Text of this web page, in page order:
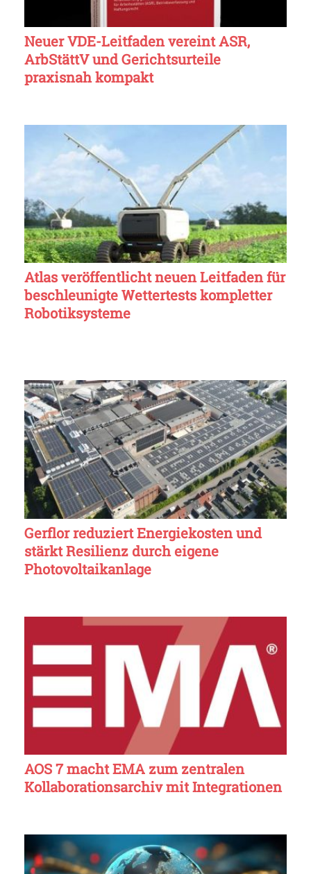
Neuer VDE-Leitfaden vereint ASR,
ArbStättV und Gerichtsurteile
praxisnah kompakt
Atlas veröffentlicht neuen Leitfaden für
beschleunigte Wettertests kompletter
Robotiksysteme
Gerflor reduziert Energiekosten und
stärkt Resilienz durch eigene
Photovoltaikanlage
AOS 7 macht EMA zum zentralen
Kollaborationsarchiv mit Integrationen